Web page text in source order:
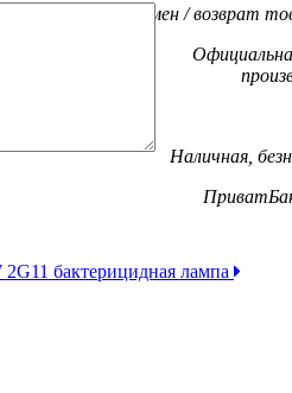
Обмен / возврат
Наличная,
бактерицидная лампа